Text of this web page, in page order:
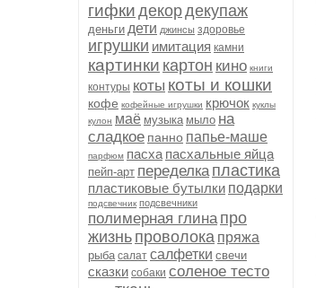
гифки декордекупаж
деньги дети джинсы здоровье
игрушки имитация камни
картинки картон кино книги
контуры коты коты и кошки
кофе кофейные игрушки крючок куклы
кулон маё музыка мыло на
сладкое панно папье-маше
парфюм пасха пасхальные яйца
пейп-арт переделка пластика
пластиковые бутылки подарки
подсвечник подсвечники
полимерная глина про
жизнь проволока пряжа
рыба салат салфетки свечи
сказки собаки соленое тесто